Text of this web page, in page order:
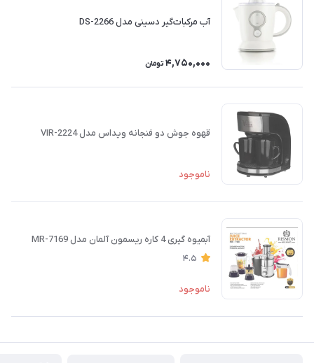
آب مرکبات‌گیر دسینی مدل DS-2266
4,750,000 تومان
قهوه جوش دو فنجانه ویداس مدل VIR-2224
ناموجود
آبمیوه گیری 4 کاره ریسمون آلمان مدل MR-7169
4.5
ناموجود